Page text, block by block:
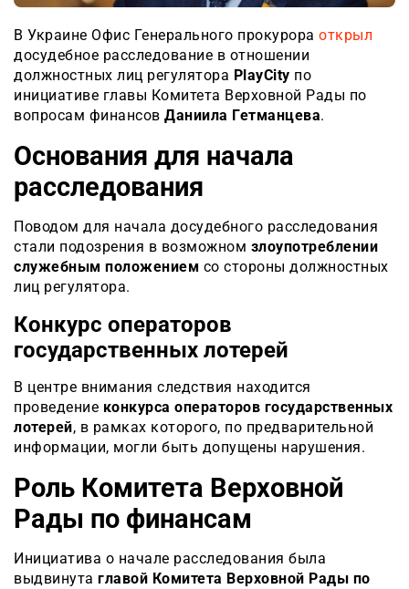
В Украине Офис Генерального прокурора открыл
досудебное расследование в отношении
должностных лиц регулятора PlayCity по
инициативе главы Комитета Верховной Рады по
вопросам финансов Даниила Гетманцева.
Основания для начала
расследования
Поводом для начала досудебного расследования
стали подозрения в возможном злоупотреблении
служебным положением со стороны должностных
лиц регулятора.
Конкурс операторов
государственных лотерей
В центре внимания следствия находится
проведение конкурса операторов государственных
лотерей, в рамках которого, по предварительной
информации, могли быть допущены нарушения.
Роль Комитета Верховной
Рады по финансам
Инициатива о начале расследования была
выдвинута главой Комитета Верховной Рады по